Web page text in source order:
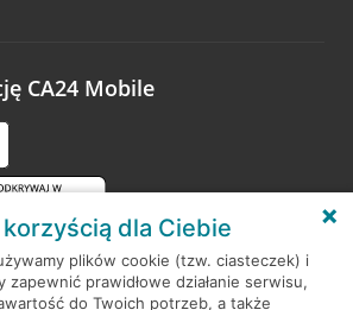
CA24 Mobile
dla Ciebie
plików cookie (tzw. ciasteczek) i
prawidłowe działanie serwisu,
do Twoich potrzeb, a także